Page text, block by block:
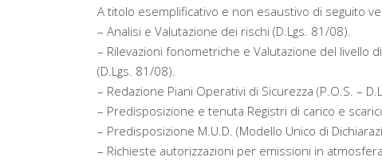
A titolo esemplificativo e non esaustivo di seguito
– Analisi e Valutazione dei rischi (D.Lgs. 81/08).
– Rilevazioni fonometriche e Valutazione del
(D.Lgs. 81/08).
– Redazione Piani Operativi di Sicurezza (P.O.S. –
– Predisposizione e tenuta Registri di carico e
– Predisposizione M.U.D. (Modello Unico di
– Richieste autorizzazioni per emissioni in